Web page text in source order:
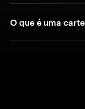
O que é uma